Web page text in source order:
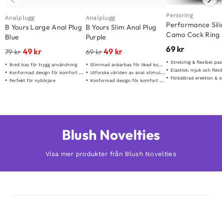
Analplugg
B Yours Large Anal Plug
Blue
79kr49 kr
Bred bas för trygg användning
Konformad design för komfort & stabilitet
Perfekt för nybörjare
Analplugg
B Yours Slim Anal Plug
Purple
69kr49 kr
Slimmad ankarbas för ökad komfort
Utforska världen av anal stimulans
Konformad design för komfort & stabilitet
Penisring
Performance
Camo Cock Ring
69 kr
Stretchig & flexibel
Elastisk, mjuk och
Förbättrad erektion &
Blush Novelties
Visa mer produkter från Blush Novelties